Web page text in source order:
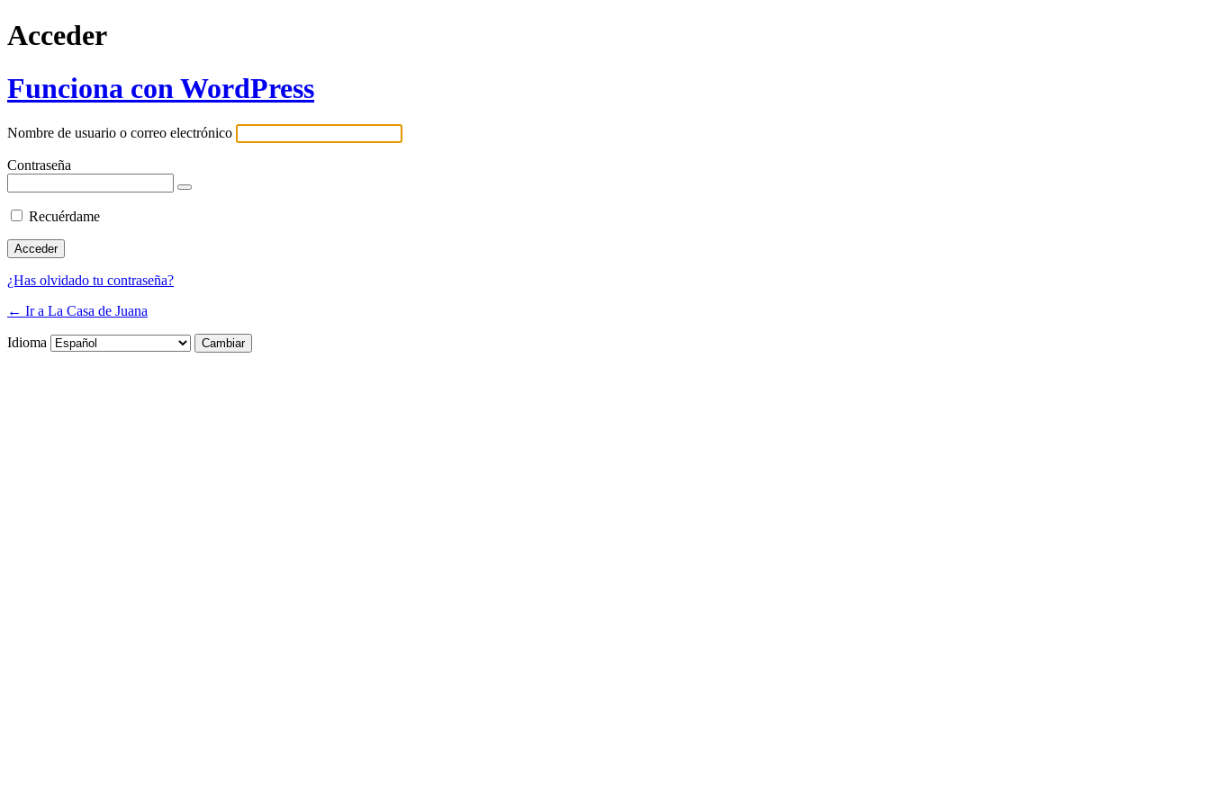
Acceder
Funciona con WordPress
Nombre de usuario o correo electrónico
Contraseña
Recuérdame
¿Has olvidado tu contraseña?
← Ir a La Casa de Juana
Idioma